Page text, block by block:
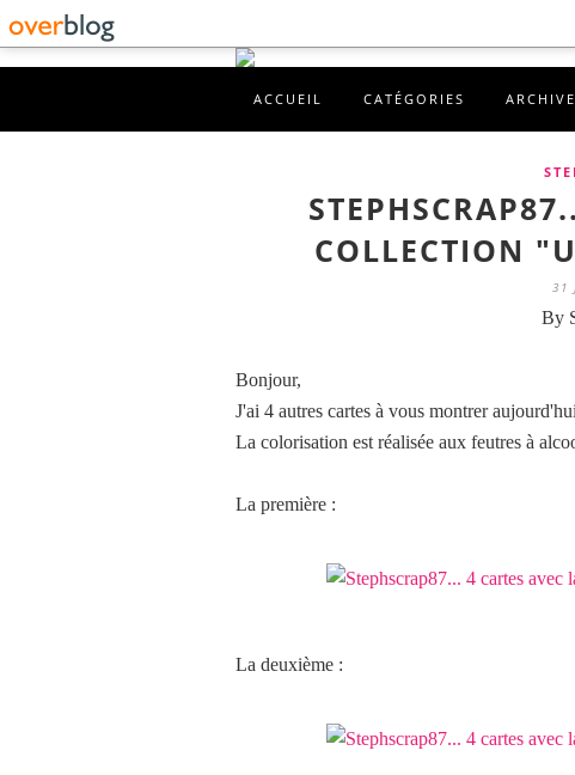
ACCUEIL CATÉGORIES
COLLECTION
31
By
Bonjour,
J'ai 4 autres cartes à vous montrer
La colorisation est réalisée aux feutres à
La première :
La deuxième :